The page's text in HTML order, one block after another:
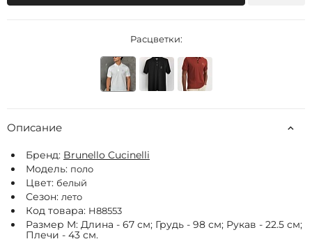
Расцветки:
Описание
Бренд: Brunello Cucinelli
Модель: поло
Цвет: белый
Сезон: лето
Код товара: H88553
Размер M: Длина - 67 см; Грудь - 98 см; Рукав - 22.5 см;
Плечи - 43 см.